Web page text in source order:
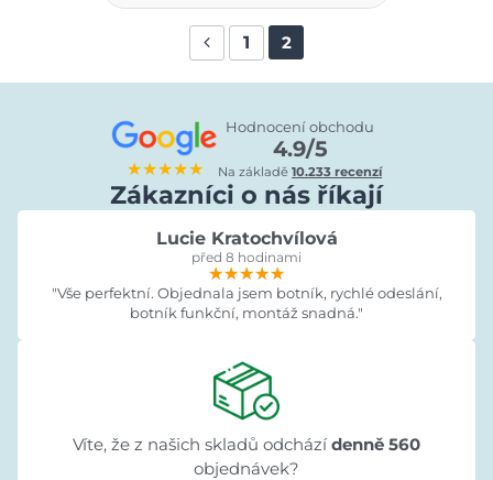
1 2
★★★★★
Hodnocení obchodu
4.9/5
Na základě10.233 recenzí
Zákazníci o nás říkají
Lucie Kratochvílová
před 8 hodinami
★★★★★
★★★★★
★★★★★
"Vše perfektní. Objednala jsem botník, rychlé odeslání,
botník funkční, montáž snadná."
Víte, že z našich skladů odchází denně 560
objednávek?